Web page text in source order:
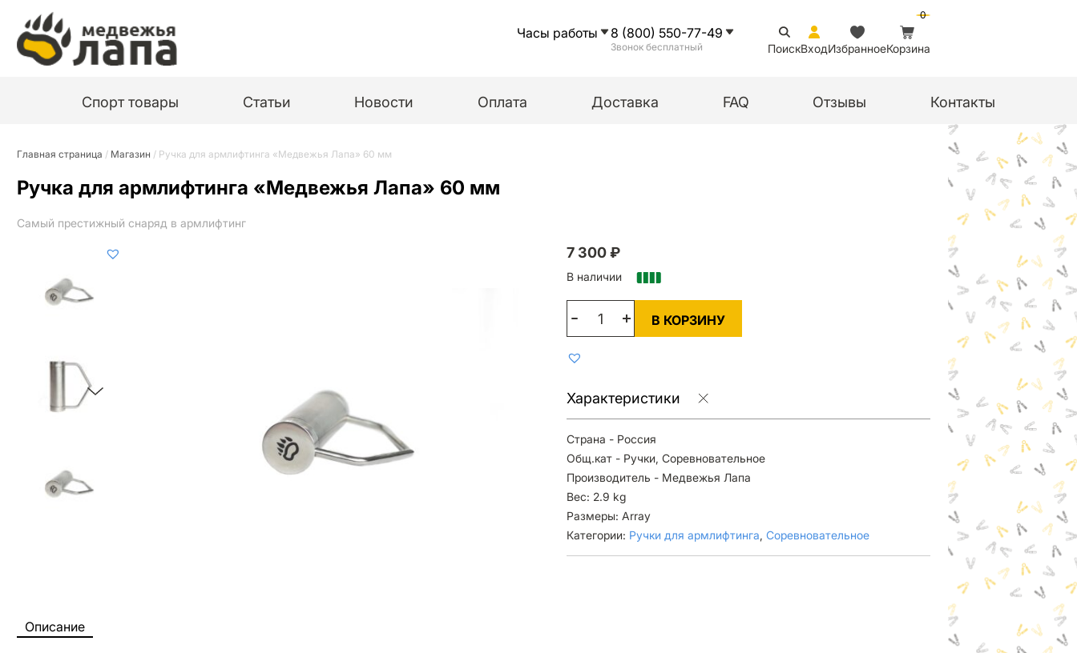
Часы работы 8 (800) 550-77-49
Звонок бесплатный ПоискВходИзбранное
0
Корзина
Спорт товары Статьи Новости Оплата Доставка FAQ Отзывы Контакты
Главная страница / Магазин / Ручка для армлифтинга «Медвежья Лапа» 60 мм
Ручка для армлифтинга «Медвежья Лапа» 60 мм
Самый престижный снаряд в армлифтинг
Описание
7 300₽
В наличии
В КОРЗИНУ
Характеристики
Страна - Россия
Общ.кат - Ручки, Соревновательное
Производитель - Медвежья Лапа
Вес: 2.9 kg
Размеры: Array
Категории: Ручки для армлифтинга, Соревновательное